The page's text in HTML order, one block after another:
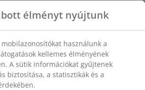
élményt nyújtunk
mobilazonosítókat használunk a
kellemes élményének
A sütik információkat gyűjtenek
biztosítása, a statisztikák és a